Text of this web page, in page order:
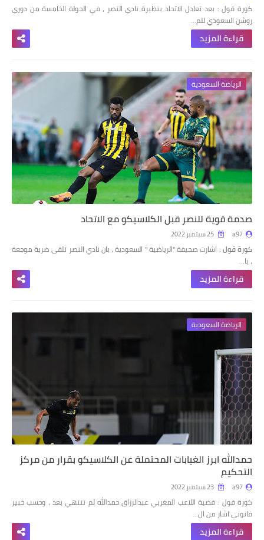
كورة قول : بعد تعادل الاتحاد بنظيرة نادي النصر ، في الجولة الخامسة من دوري
روشن السعودي للم…
قراءة المزيد
الرياضة السعودية
صدمة قوية للنصر قبل الكلاسيكو مع الاتحاد
a97
كورة قول : اشارت صحيفة "الرياضية " السعودية ، بان نادي النصر تلقى ضربة موجعة
، با…
قراءة المزيد
الرياضة السعودية
حمدالله ابرز الغيابات المحتملة عن الكلاسيكو بقرار من مركز
التحكيم
a97
كورة قول : قضية اللاعب المغربي عبدالرزاق حمدالله لم تنتهي بعد ، وحسب خبير
قانوني اشار من ال…
قراءة المزيد